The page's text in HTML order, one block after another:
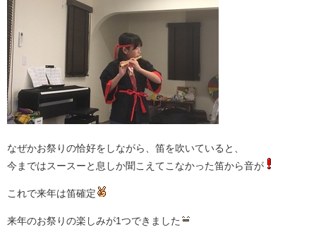
なぜかお祭りの恰好をしながら、笛を吹いていると、
今まではスースーと息しか聞こえてこなかった笛から音が
これで来年は笛確定
来年のお祭りの楽しみが1つできました